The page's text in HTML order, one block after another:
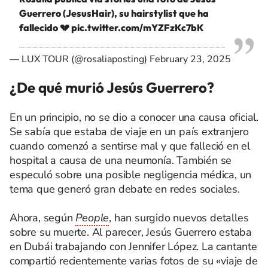
Guerrero (JesusHair), su hairstylist que ha
fallecido 💔pic.twitter.com/mYZFzKc7bK
— LUX TOUR (@rosaliaposting) February 23, 2025
¿De qué murió Jesús Guerrero?
En un principio, no se dio a conocer una causa oficial.
Se sabía que estaba de viaje en un país extranjero
cuando comenzó a sentirse mal y que falleció en el
hospital a causa de una neumonía. También se
especuló sobre una posible negligencia médica, un
tema que generó gran debate en redes sociales.
Ahora, según People, han surgido nuevos detalles
sobre su muerte. Al parecer, Jesús Guerrero estaba
en Dubái trabajando con Jennifer López. La cantante
compartió recientemente varias fotos de su «viaje de